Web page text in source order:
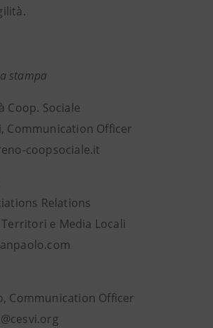
stampa
Coop. Sociale
Communication Officer
coopsociale.it
Relations
e Media Locali
Communication Officer